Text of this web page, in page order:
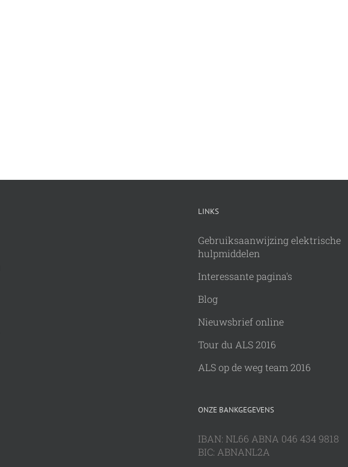
LINKS
Gebruiksaanwijzing elektrische
hulpmiddelen
Interessante pagina's
Blog
Nieuwsbrief online
Tour du ALS 2016
ALS op de weg team 2016
ONZE BANKGEGEVENS
IBAN: NL66 ABNA 046 434 9818
BIC: ABNANL2A